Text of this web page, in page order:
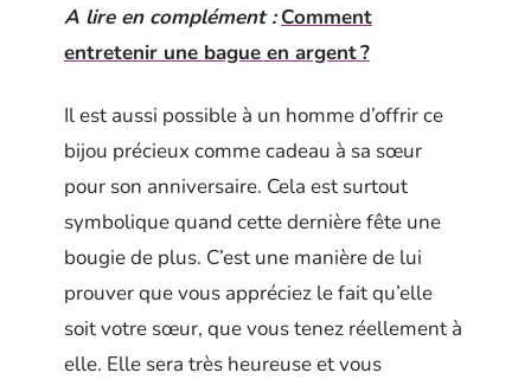
A lire en complément : Comment
entretenir une bague en argent ?
Il est aussi possible à un homme d’offrir ce
bijou précieux comme cadeau à sa sœur
pour son anniversaire. Cela est surtout
symbolique quand cette dernière fête une
bougie de plus. C’est une manière de lui
prouver que vous appréciez le fait qu’elle
soit votre sœur, que vous tenez réellement à
elle. Elle sera très heureuse et vous